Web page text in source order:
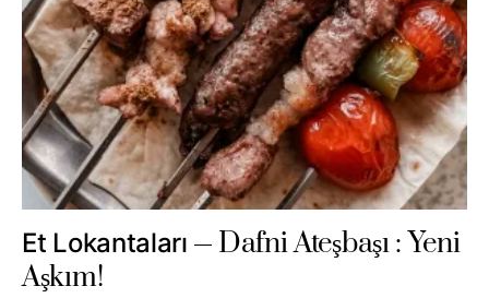
Et Lokantaları
Dafni Ateşbaşı : Yeni
Aşkım!